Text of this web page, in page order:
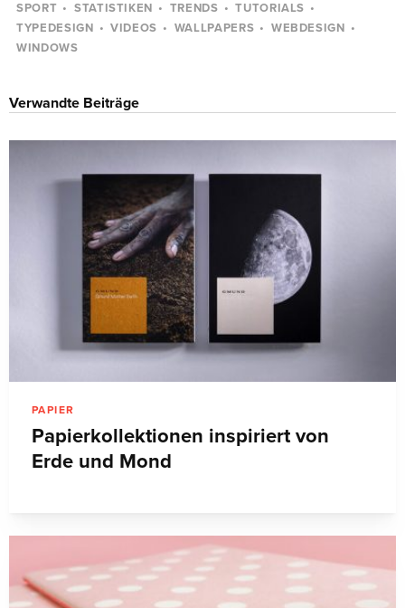
SPORT
STATISTIKEN TRENDS
TUTORIALS
TYPEDESIGN
VIDEOS WALLPAPERS
WEBDESIGN
WINDOWS
Verwandte Beiträge
PAPIER
Papierkollektionen inspiriert von
Erde und Mond